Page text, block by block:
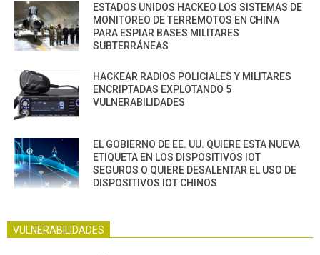
ESTADOS UNIDOS HACKEO LOS SISTEMAS DE
MONITOREO DE TERREMOTOS EN CHINA
PARA ESPIAR BASES MILITARES
SUBTERRÁNEAS
HACKEAR RADIOS POLICIALES Y MILITARES
ENCRIPTADAS EXPLOTANDO 5
VULNERABILIDADES
EL GOBIERNO DE EE. UU. QUIERE ESTA NUEVA
ETIQUETA EN LOS DISPOSITIVOS IOT
SEGUROS O QUIERE DESALENTAR EL USO DE
DISPOSITIVOS IOT CHINOS
VULNERABILIDADES